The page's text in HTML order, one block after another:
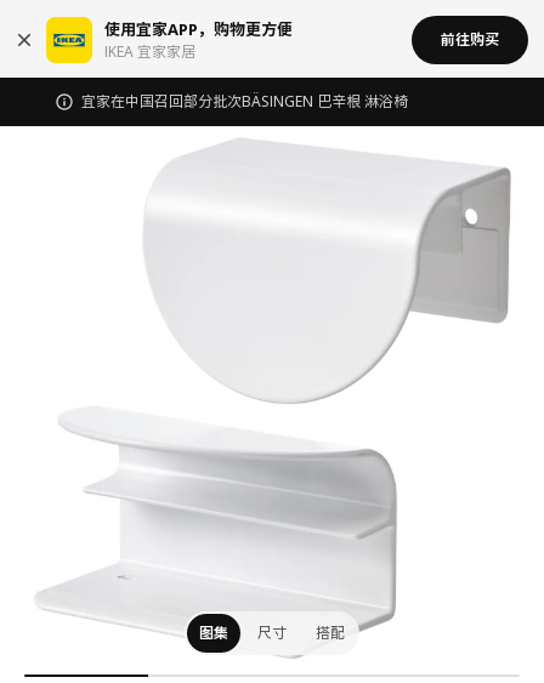
使用宜家APP，购物更方便
IKEA 宜家家居
前往购买
宜家在中国召回部分批次BÄSINGEN 巴辛根 淋浴椅
图集 尺寸 搭配